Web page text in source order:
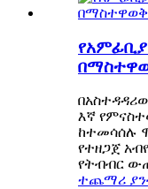
በአስተዳዳሪው
እኛ
ከተመሳሰሉ
የተዘጋጀ
የትብብር
ተጨማሪ